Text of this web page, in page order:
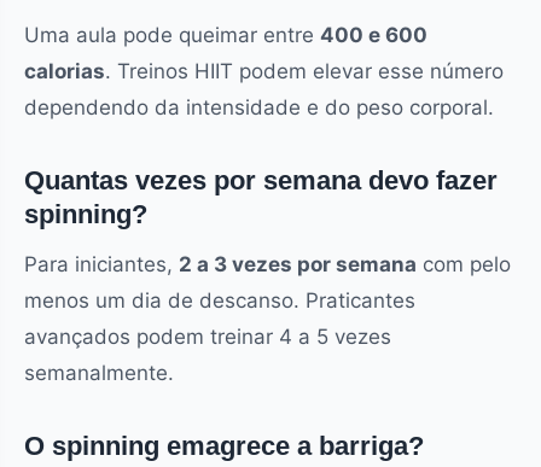
Uma aula pode queimar entre 400 e 600
calorias. Treinos HIIT podem elevar esse número
dependendo da intensidade e do peso corporal.
Quantas vezes por semana devo fazer
spinning?
Para iniciantes, 2 a 3 vezes por semana com pelo
menos um dia de descanso. Praticantes
avançados podem treinar 4 a 5 vezes
semanalmente.
O spinning emagrece a barriga?